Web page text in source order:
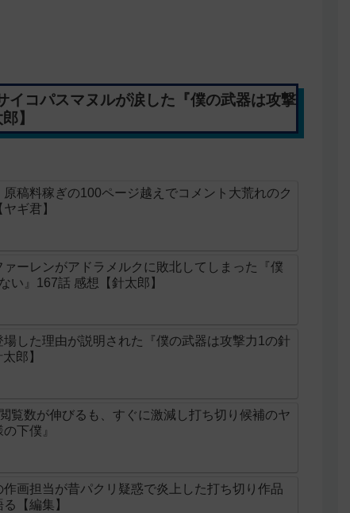
イコパスマヌルが涙した『僕の武器は攻撃
】
稿料稼ぎの100ページ越えでコメント大荒れのク
ギ君】
ーレンがアドラメルクに敗北してしまった『僕
い』167話 感想【針太郎】
した理由が説明された『僕の武器は攻撃力1の針
郎】
覧数が伸びるも、すぐに激減し打ち切り候補のヤ
下僕』
画担当が昔パクリ疑惑で炎上した打ち切り作品
【編集】